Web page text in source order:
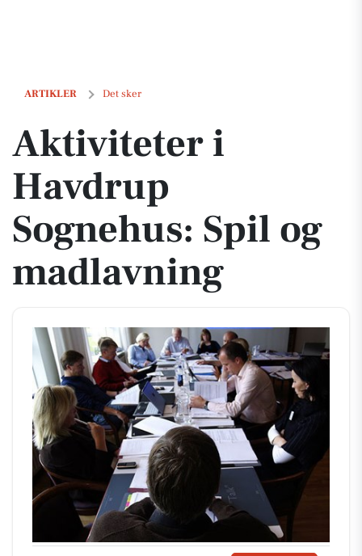
ARTIKLER Det sker
Aktiviteter i Havdrup Sognehus: Spil og madlavning
Aktiviteter i
Havdrup
Sognehus: Spil og
madlavning